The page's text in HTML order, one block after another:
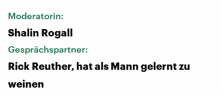
Moderatorin:
Shalin Rogall
Gesprächspartner:
Rick Reuther, hat als Mann gelernt zu
weinen